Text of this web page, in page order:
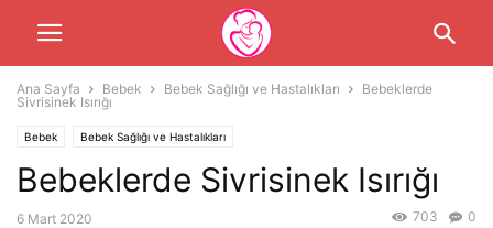
Ana Sayfa Bebek Bebek Sağlığı ve Hastalıkları
Bebeklerde
Sivrisinek Isırığı
Bebek Bebek Sağlığı ve Hastalıkları
Bebeklerde Sivrisinek Isırığı
6 Mart 2020 0
703